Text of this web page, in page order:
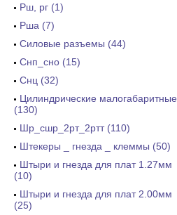
Рш, рг (1)
Рша (7)
Силовые разъемы (44)
Снп_сно (15)
Снц (32)
Цилиндрические малогабаритные
(130)
Шр_сшр_2рт_2ртт (110)
Штекеры _ гнезда _ клеммы (50)
Штыри и гнезда для плат 1.27мм
(10)
Штыри и гнезда для плат 2.00мм
(25)